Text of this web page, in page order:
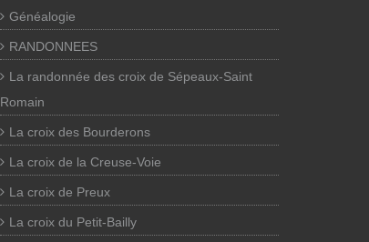
Généalogie
RANDONNEES
La randonnée des croix de Sépeaux-Saint
Romain
La croix des Bourderons
La croix de la Creuse-Voie
La croix de Preux
La croix du Petit-Bailly